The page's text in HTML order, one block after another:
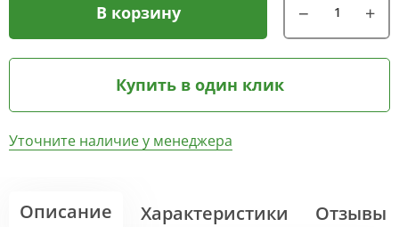
В корзину
Купить в один клик
Уточните наличие у менеджера
Описание Характеристики Отзывы